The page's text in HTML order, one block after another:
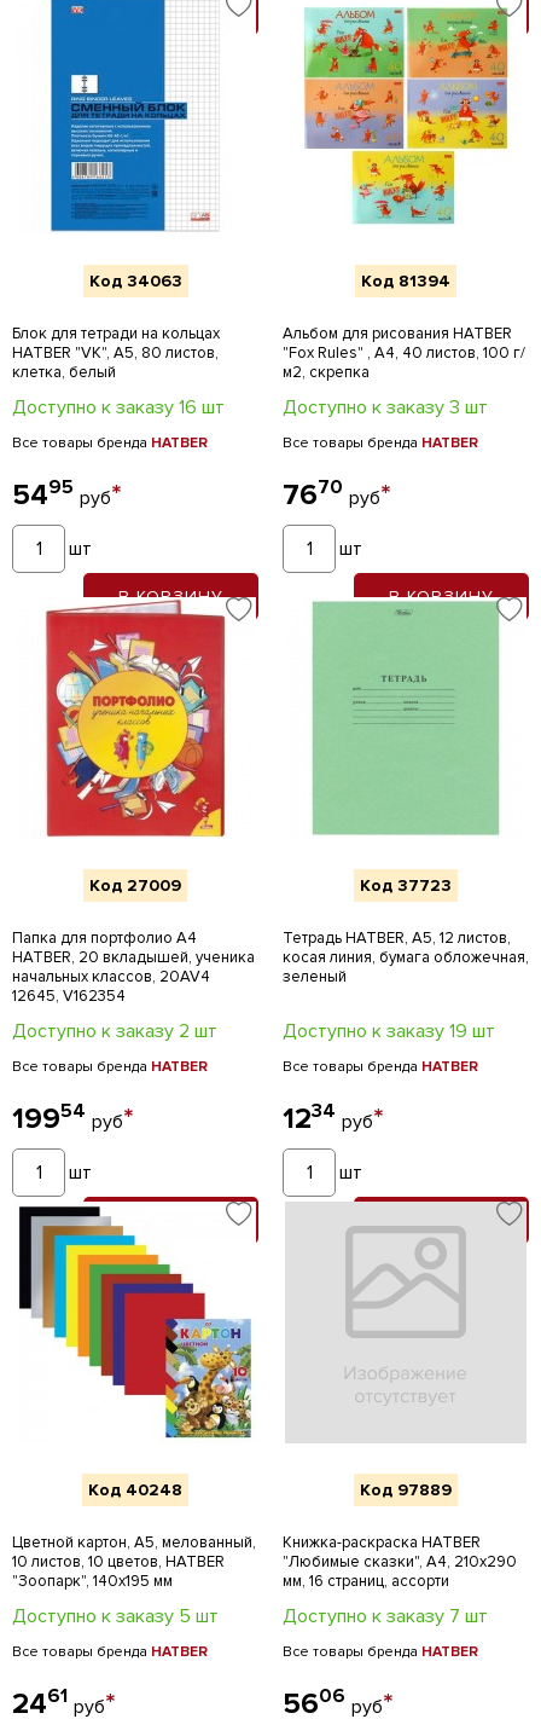
В КОРЗИНУ В КОРЗИНУ
Код 34063
Блок для тетради на кольцах
HATBER "VK", А5, 80 листов,
клетка, белый
Доступно к заказу 16 шт
Все товары бренда HATBER
5495 руб*
шт
В КОРЗИНУ
Код 81394
Альбом для рисования HATBER
"Fox Rules" , А4, 40 листов, 100 г/
м2, скрепка
Доступно к заказу 3 шт
Все товары бренда HATBER
7670 руб*
шт
В КОРЗИНУ
Код 27009
Папка для портфолио А4
HATBER, 20 вкладышей, ученика
начальных классов, 20AV4
12645, V162354
Доступно к заказу 2 шт
Все товары бренда HATBER
19954 руб*
шт
Код 37723
Тетрадь HATBER, А5, 12 листов,
косая линия, бумага обложечная,
зеленый
Доступно к заказу 19 шт
Все товары бренда HATBER
1234 руб*
шт
Код 40248
Цветной картон, А5, мелованный,
10 листов, 10 цветов, HATBER
"Зоопарк", 140х195 мм
Доступно к заказу 5 шт
Все товары бренда HATBER
2461 руб*
Код 97889
Книжка-раскраска HATBER
"Любимые сказки", А4, 210х290
мм, 16 страниц, ассорти
Доступно к заказу 7 шт
Все товары бренда HATBER
5606 руб*